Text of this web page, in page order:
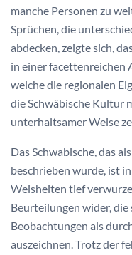
manche Personen zu
Sprüchen, die
abdecken, zeigte sich,
in einer facettenreichen
welche die regionalen
die Schwäbische Kultur
unterhaltsamer Weise
Das Schwabische, das
beschrieben wurde, ist
Weisheiten tief
Beurteilungen wider,
Beobachtungen als
auszeichnen. Trotz der